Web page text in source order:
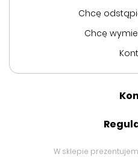
Chcę
Chcę
W sklepie